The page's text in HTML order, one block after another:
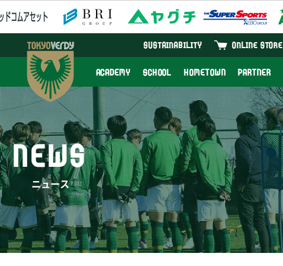
ONLINE STORE
SUSTAINABILITY
ACADEMY SCHOOL HOMETOWN PARTNER
NEWS
ニュース